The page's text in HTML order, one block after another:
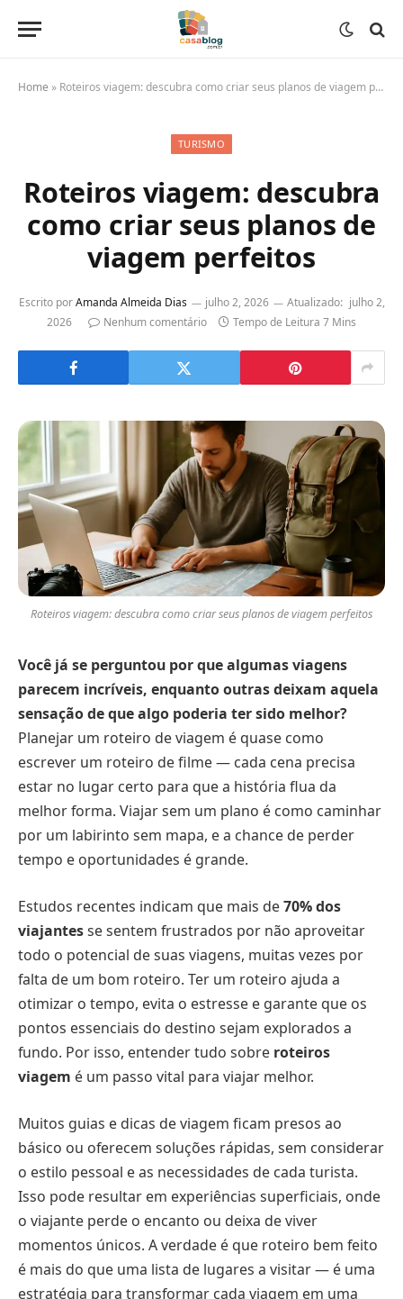
Home » Roteiros viagem: descubra como criar seus planos de viagem perfeitos
TURISMO
Roteiros viagem: descubra
como criar seus planos de
viagem perfeitos
Escrito por Amanda Almeida Dias julho 2, 2026 Atualizado: julho 2,
2026
Nenhum comentário Tempo de Leitura 7 Mins
Roteiros viagem: descubra como criar seus planos de viagem perfeitos
Você já se perguntou por que algumas viagens
parecem incríveis, enquanto outras deixam aquela
sensação de que algo poderia ter sido melhor?
Planejar um roteiro de viagem é quase como
escrever um roteiro de filme — cada cena precisa
estar no lugar certo para que a história flua da
melhor forma. Viajar sem um plano é como caminhar
por um labirinto sem mapa, e a chance de perder
tempo e oportunidades é grande.
Estudos recentes indicam que mais de70% dos
viajantesse sentem frustrados por não aproveitar
todo o potencial de suas viagens, muitas vezes por
falta de um bom roteiro. Ter um roteiro ajuda a
otimizar o tempo, evita o estresse e garante que os
pontos essenciais do destino sejam explorados a
fundo. Por isso, entender tudo sobre roteiros
viagem é um passo vital para viajar melhor.
Muitos guias e dicas de viagem ficam presos ao
básico ou oferecem soluções rápidas, sem considerar
o estilo pessoal e as necessidades de cada turista.
Isso pode resultar em experiências superficiais, onde
o viajante perde o encanto ou deixa de viver
momentos únicos. A verdade é que roteiro bem feito
é mais do que uma lista de lugares a visitar — é uma
estratégia para transformar cada viagem em uma